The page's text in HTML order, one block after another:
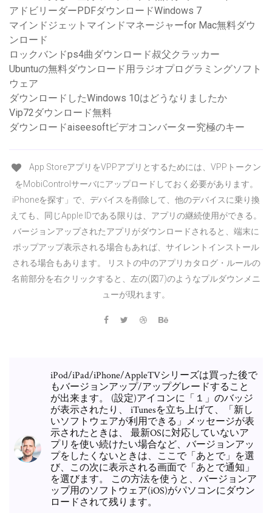
アドビリーダーPDFダウンロードWindows 7
マインドジェットマインドマネージャーfor Mac無料ダウ
ンロード
ロックバンドps4曲ダウンロード叔父クラッカー
Ubuntuの無料ダウンロード用ラジオプログラミングソフト
ウェア
ダウンロードしたWindows 10はどうなりましたか
Vip72ダウンロード無料
ダウンロードaiseesoftビデオコンバーター究極のキー
App StoreアプリをVPPアプリとするためには、VPPトークン
をMobiControlサーバにアップロードしておく必要があります。
iPhoneを探す」で、デバイスを削除して、他のデバイスに乗り換
えても、同じApple IDである限りは、アプリの継続使用ができる。
バージョンアップされたアプリがダウンロードされると、端末に
ポップアップ表示される場合もあれば、サイレントインストール
される場合もあります。 リストの中のアプリカタログ・ルールの
名前部分を右クリックすると、左の(図7)のようなプルダウンメニ
ューが現れます。
iPod/iPad/iPhone/AppleTVシリーズは買った後で
もバージョンアップ/アップグレードすること
が出来ます。 (設定)アイコンに「１」のバッジ
が表示されたり、 iTunesを立ち上げて、「新し
いソフトウェアが利用できる」メッセージが表
示されたときは、 最新OSに対応していないア
プリを使い続けたい場合など、バージョンアッ
プをしたくないときは、ここで「あとで」を選
び、この次に表示される画面で「あとで通知」
を選びます。 この方法を使うと、バージョンア
ップ用のソフトウェア(iOS)がパソコンにダウン
ロードされて残ります。